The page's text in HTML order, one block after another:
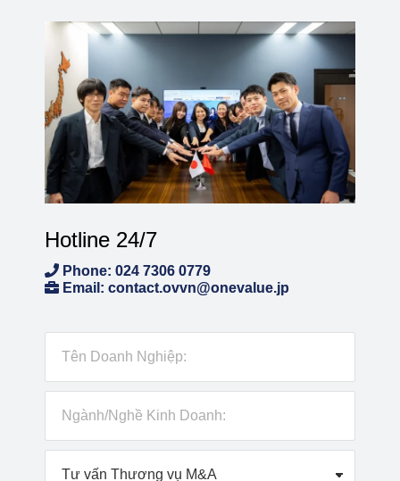
Hotline 24/7
Phone: 024 7306 0779
Email: contact.ovvn@onevalue.jp